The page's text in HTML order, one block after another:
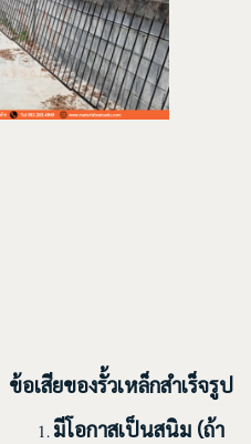
ข้อเสียของรั้วเหล็กสำเร็จรูป
มีโอกาสเป็นสนิม (ถ้า